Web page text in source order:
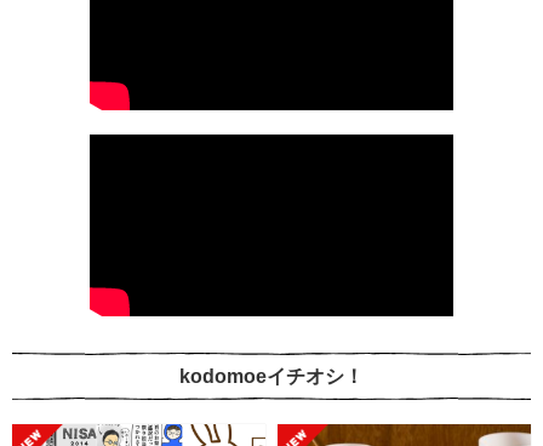
kodomoeイチオシ！